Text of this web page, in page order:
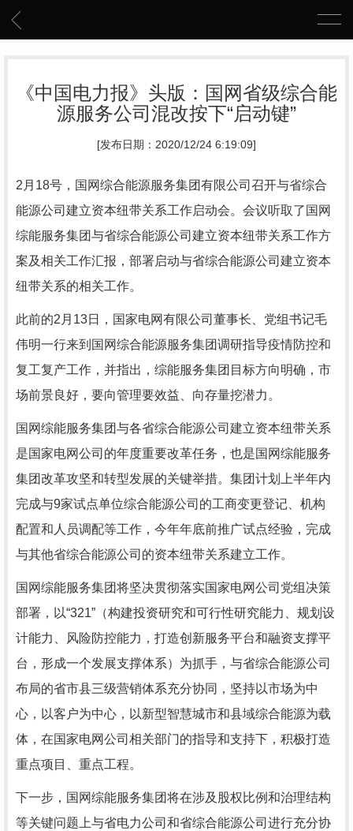
《中国电力报》头版：国网省级综合能
源服务公司混改按下“启动键”
[发布日期：2020/12/24 6:19:09]
2月18号，国网综合能源服务集团有限公司召开与省综合
能源公司建立资本纽带关系工作启动会。会议听取了国网
综能服务集团与省综合能源公司建立资本纽带关系工作方
案及相关工作汇报，部署启动与省综合能源公司建立资本
纽带关系的相关工作。
此前的2月13日，国家电网有限公司董事长、党组书记毛
伟明一行来到国网综合能源服务集团调研指导疫情防控和
复工复产工作，并指出，综能服务集团目标方向明确，市
场前景良好，要向管理要效益、向存量挖潜力。
国网综能服务集团与各省综合能源公司建立资本纽带关系
是国家电网公司的年度重要改革任务，也是国网综能服务
集团改革攻坚和转型发展的关键举措。集团计划上半年内
完成与9家试点单位综合能源公司的工商变更登记、机构
配置和人员调配等工作，今年年底前推广试点经验，完成
与其他省综合能源公司的资本纽带关系建立工作。
国网综能服务集团将坚决贯彻落实国家电网公司党组决策
部署，以“321”（构建投资研究和可行性研究能力、规划设
计能力、风险防控能力，打造创新服务平台和融资支撑平
台，形成一个发展支撑体系）为抓手，与省综合能源公司
布局的省市县三级营销体系充分协同，坚持以市场为中
心，以客户为中心，以新型智慧城市和县域综合能源为载
体，在国家电网公司相关部门的指导和支持下，积极打造
重点项目、重点工程。
下一步，国网综能服务集团将在涉及股权比例和治理结构
等关键问题上与省电力公司和省综合能源公司进行充分协